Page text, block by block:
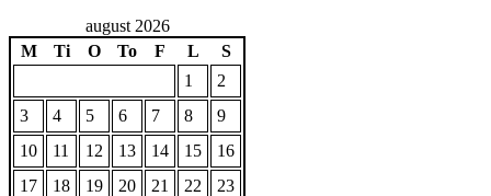
august 2026
M
Ti O To F L
S
1
2
3
4 5 6 7 8
9
10
11 12 13 14 15
16
17
18 19 20 21 22
23